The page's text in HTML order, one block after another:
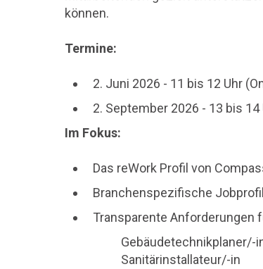
können.
Termine:
2. Juni 2026 - 11 bis 12 Uhr
2. September 2026 - 13 bis
Im Fokus:
Das reWork Profil von
Branchenspezifische
Transparente Anforderungen
Gebäudetechnikplaner/-
Sanitärinstallateur/-in